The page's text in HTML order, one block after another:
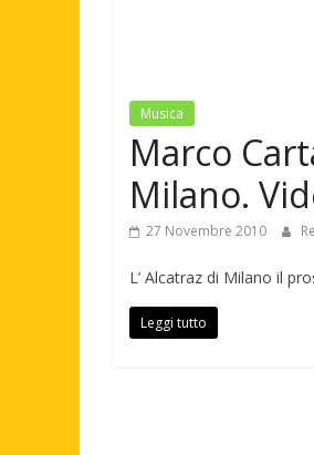
Musica
Marco
Milano.
27 Novembre 2010
L’ Alcatraz di Milano il
Leggi tutto